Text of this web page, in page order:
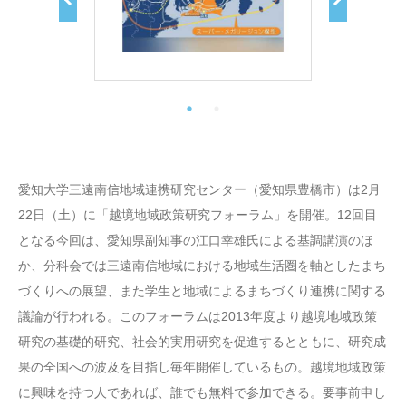
愛知大学三遠南信地域連携研究センター（愛知県豊橋市）は2月
22日（土）に「越境地域政策研究フォーラム」を開催。12回目
となる今回は、愛知県副知事の江口幸雄氏による基調講演のほ
か、分科会では三遠南信地域における地域生活圏を軸としたまち
づくりへの展望、また学生と地域によるまちづくり連携に関する
議論が行われる。このフォーラムは2013年度より越境地域政策
研究の基礎的研究、社会的実用研究を促進するとともに、研究成
果の全国への波及を目指し毎年開催しているもの。越境地域政策
に興味を持つ人であれば、誰でも無料で参加できる。要事前申し